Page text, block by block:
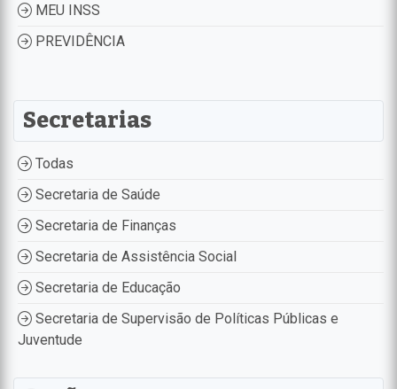
MEU INSS
PREVIDÊNCIA
Secretarias
Todas
Secretaria de Saúde
Secretaria de Finanças
Secretaria de Assistência Social
Secretaria de Educação
Secretaria de Supervisão de Políticas Públicas e
Juventude